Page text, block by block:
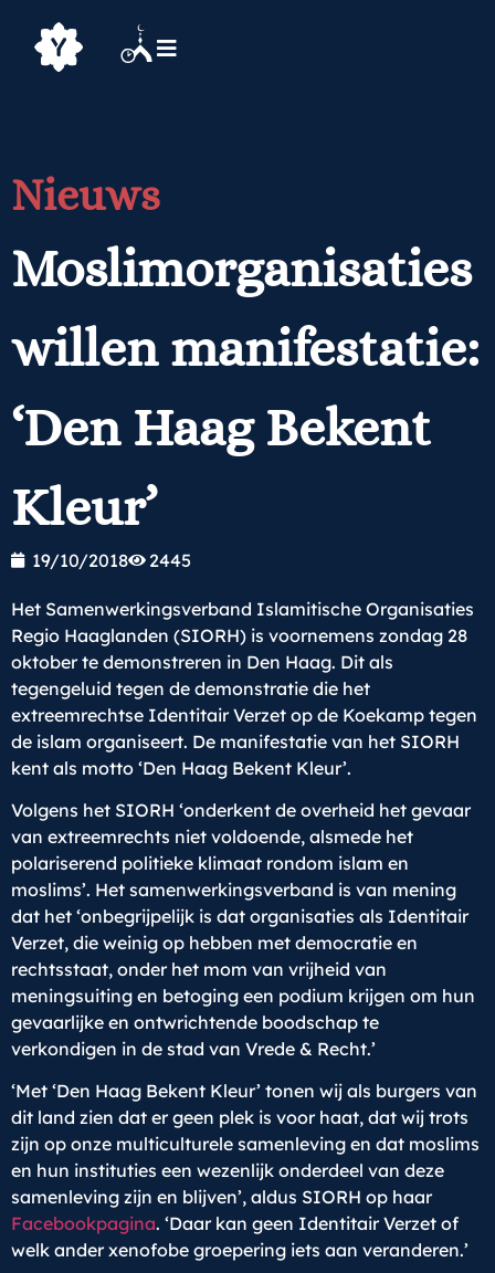
Nieuws
Moslimorganisaties
willen manifestatie:
‘Den Haag Bekent
Kleur’
19/10/2018 2445
Het Samenwerkingsverband Islamitische Organisaties
Regio Haaglanden (SIORH) is voornemens zondag 28
oktober te demonstreren in Den Haag. Dit als
tegengeluid tegen de demonstratie die het
extreemrechtse Identitair Verzet op de Koekamp tegen
de islam organiseert. De manifestatie van het SIORH
kent als motto ‘Den Haag Bekent Kleur’.
Volgens het SIORH ‘onderkent de overheid het gevaar
van extreemrechts niet voldoende, alsmede het
polariserend politieke klimaat rondom islam en
moslims’. Het samenwerkingsverband is van mening
dat het ‘onbegrijpelijk is dat organisaties als Identitair
Verzet, die weinig op hebben met democratie en
rechtsstaat, onder het mom van vrijheid van
meningsuiting en betoging een podium krijgen om hun
gevaarlijke en ontwrichtende boodschap te
verkondigen in de stad van Vrede & Recht.’
‘Met ‘Den Haag Bekent Kleur’ tonen wij als burgers van
dit land zien dat er geen plek is voor haat, dat wij trots
zijn op onze multiculturele samenleving en dat moslims
en hun instituties een wezenlijk onderdeel van deze
samenleving zijn en blijven’, aldus SIORH op haar
Facebookpagina. ‘Daar kan geen Identitair Verzet of
welk ander xenofobe groepering iets aan veranderen.’